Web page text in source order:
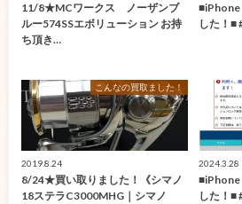
11/8★MCワークス ノーザンブ
ルー574SSエボリューション お持
ち頂き…
■iPhone
した！■
こんなの買取ました！
2019.8.24
8/24★買い取りました！《シマノ
18ステラC3000MHG｜シマノ
2024.3.28
■iPhone
した！■